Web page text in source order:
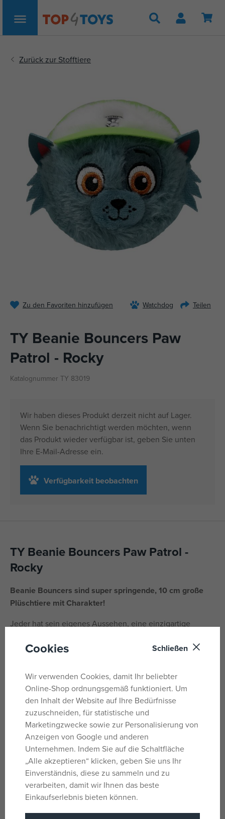
Suche
Zu den Favoriten hinzufügen Watchdog Teilen
TY Beanie Bouncers Paw
Patrol - Rocky
Katalognummer TY 83019
Wir haben dieses Produkt derzeit nicht auf Lager.
Wenn Sie benachrichtigt werden möchten, wenn
das Produkt wieder verfügbar ist, geben Sie unten
Ihre E-Mail-Adresse ein.
Verfügbarkeit beobachten
TY Beanie Bouncers Paw Patrol -
Rocky
Beanie Bouncers sind super springende, 10 cm große
Plüschtiere mit Charakter!
Jeder hat sein eigenes Aussehen, eine einzigartige
Perfekt zum Werfen, Sammeln und Spielen. Ob auf dem
Beanie Bouncers sorgen überall für gute Laune.
Parameter
Geschlecht
Für Mädchen
und Jungen
Farbe Mehrfarbig
Lizenz
Cookies Schließen
Wir verwenden Cookies, damit Ihr beliebter
Online-Shop ordnungsgemäß funktioniert. Um
den Inhalt der Website auf Ihre Bedürfnisse
zuzuschneiden, für statistische und
Marketingzwecke sowie zur Personalisierung von
Anzeigen von Google und anderen
Unternehmen. Indem Sie auf die Schaltfläche
„Alle akzeptieren“ klicken, geben Sie uns Ihr
Einverständnis, diese zu sammeln und zu
verarbeiten, damit wir Ihnen das beste
Einkaufserlebnis bieten können.